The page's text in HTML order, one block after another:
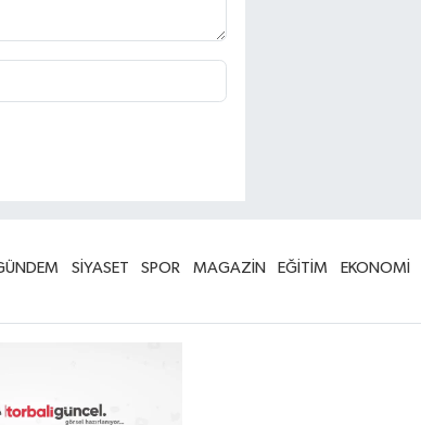
SİYASET SPOR MAGAZİN EĞİTİM EKONOMİ